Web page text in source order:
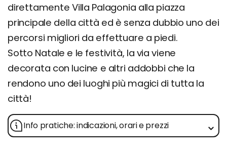
direttamente Villa Palagonia alla piazza
principale della città ed è senza dubbio uno dei
percorsi migliori da effettuare a piedi.
Sotto Natale e le festività, la via viene
decorata con lucine e altri addobbi che la
rendono uno dei luoghi più magici di tutta la
città!
Info pratiche: indicazioni, orari e prezzi